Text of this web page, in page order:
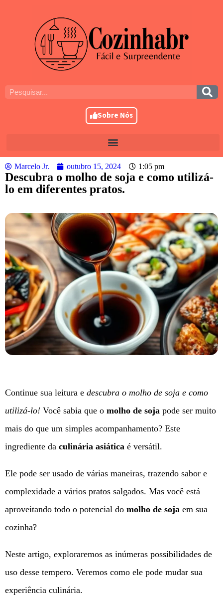
Sobre Nós
Marcelo Jr. outubro 15, 2024 1:05 pm
Descubra o molho de soja e como utilizá-
lo em diferentes pratos.
Continue sua leitura e descubra o molho de soja e como
utilizá-lo! Você sabia que o molho de soja pode ser muito
mais do que um simples acompanhamento? Este
ingrediente da culinária asiática é versátil.
Ele pode ser usado de várias maneiras, trazendo sabor e
complexidade a vários pratos salgados. Mas você está
aproveitando todo o potencial do molho de soja em sua
cozinha?
Neste artigo, exploraremos as inúmeras possibilidades de
uso desse tempero. Veremos como ele pode mudar sua
experiência culinária.